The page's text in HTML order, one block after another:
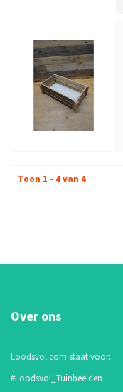
Toon 1 - 4 van 4
Over ons
Loodsvol.com staat voor:
#Loodsvol_Tuinbeelden